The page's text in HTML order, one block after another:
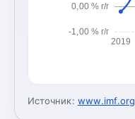
-1,00 % г/г
0,00 % г/г
2019
Источник: www.imf.org